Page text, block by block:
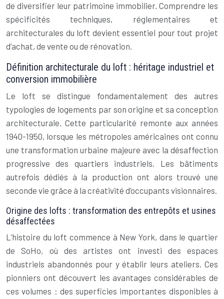
de diversifier leur patrimoine immobilier. Comprendre les
spécificités techniques, réglementaires et
architecturales du loft devient essentiel pour tout projet
d’achat, de vente ou de rénovation.
Définition architecturale du loft : héritage industriel et
conversion immobilière
Le loft se distingue fondamentalement des autres
typologies de logements par son origine et sa conception
architecturale. Cette particularité remonte aux années
1940-1950, lorsque les métropoles américaines ont connu
une transformation urbaine majeure avec la désaffection
progressive des quartiers industriels. Les bâtiments
autrefois dédiés à la production ont alors trouvé une
seconde vie grâce à la créativité d’occupants visionnaires.
Origine des lofts : transformation des entrepôts et usines
désaffectées
L’histoire du loft commence à New York, dans le quartier
de SoHo, où des artistes ont investi des espaces
industriels abandonnés pour y établir leurs ateliers. Ces
pionniers ont découvert les avantages considérables de
ces volumes : des superficies importantes disponibles à